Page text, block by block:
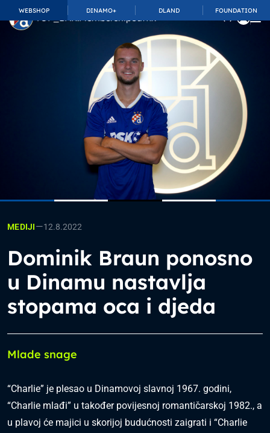
WEBSHOP DINAMO+ DLAND FOUNDATION
TOP_BAR.MembershipSuffix
MEDIJI—12.8.2022
Dominik Braun ponosno
u Dinamu nastavlja
stopama oca i djeda
Mlade snage
“Charlie” je plesao u Dinamovoj slavnoj 1967. godini,
“Charlie mlađi” u također povijesnoj romantičarskoj 1982., a
u plavoj će majici u skorijoj budućnosti zaigrati i “Charlie